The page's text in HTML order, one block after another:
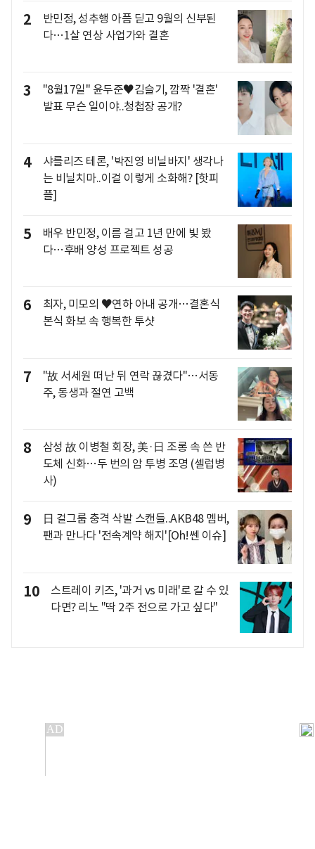
2
반민정, 성추행 아픔 딛고 9월의 신부된
다…1살 연상 사업가와 결혼
3
"8월17일" 윤두준♥김슬기, 깜짝 '결혼'
발표 무슨 일이야..청첩장 공개?
4
샤를리즈 테론, '박진영 비닐바지' 생각나
는 비닐치마..이걸 이렇게 소화해? [핫피
플]
5
배우 반민정, 이름 걸고 1년 만에 빛 봤
다…후배 양성 프로젝트 성공
6
최자, 미모의 ♥연하 아내 공개…결혼식
본식 화보 속 행복한 투샷
7
"故 서세원 떠난 뒤 연락 끊겼다"…서동
주, 동생과 절연 고백
8
삼성 故 이병철 회장, 美·日 조롱 속 쓴 반
도체 신화…두 번의 암 투병 조명 (셀럽병
사)
9
日 걸그룹 충격 삭발 스캔들..AKB48 멤버,
팬과 만나다 '전속계약 해지'[Oh!쎈 이슈]
10
스트레이 키즈, '과거 vs 미래'로 갈 수 있
다면? 리노 "딱 2주 전으로 가고 싶다"